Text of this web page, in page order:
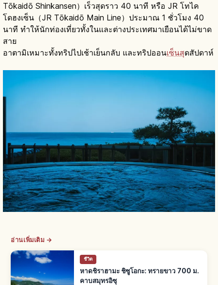
Tōkaidō Shinkansen）เร็วสุดราว 40 นาที หรือ JR โทไค
โดฮงเซ็น（JR Tōkaidō Main Line）ประมาณ 1 ชั่วโมง 40
นาที ทำให้นักท่องเที่ยวทั้งในและต่างประเทศมาเยือนได้ไม่ขาด
สาย
อาตามิเหมาะทั้งทริปไปเช้าเย็นกลับ และทริปออนเซ็นสุดสัปดาห์
อ่านเพิ่มเติม →
ชีวิต
หาดชิราฮามะ ชิซูโอกะ: ทรายขาว 700 ม.
คาบสมุทรอิซุ